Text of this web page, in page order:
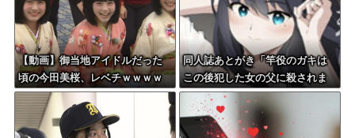
【動画】御当地アイドルだった
頃の今田美桜、レベチｗｗｗｗ
ｗｗｗｗｗｗｗｗｗｗｗｗｗｗ
同人誌あとがき「竿役のガキは
この後犯した女の父に殺されま
す」